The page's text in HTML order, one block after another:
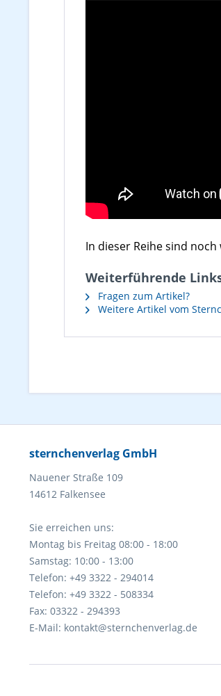
In dieser Reihe sind
Weiterführende
Fragen zum Artikel?
Weitere Artikel vom
sternchenverlag GmbH
Nauener Straße 109
14612 Falkensee
Sie erreichen uns:
Montag bis Freitag 08:00 - 18:00
Samstag: 10:00 - 13:00
Telefon: +49 3322 - 294014
Telefon: +49 3322 - 508334
Fax: 03322 - 294393
E-Mail: kontakt@sternchenverlag.de